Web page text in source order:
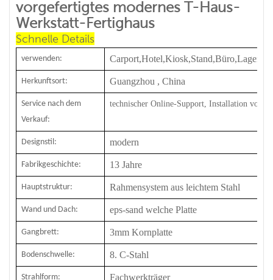
vorgefertigtes modernes T-Haus-
Werkstatt-Fertighaus
Schnelle Details
verwenden:
Herkunftsort: Guangzhou , China
Service nach dem
Verkauf:
technischer Online-Support, Installation vor
Designstil: modern
Fabrikgeschichte: 13 Jahre
Hauptstruktur: Rahmensystem aus leichtem Stahl
Wand und Dach: eps-sand welche Platte
Gangbrett: 3mm Kornplatte
Bodenschwelle: 8. C-Stahl
Strahlform: Fachwerkträger